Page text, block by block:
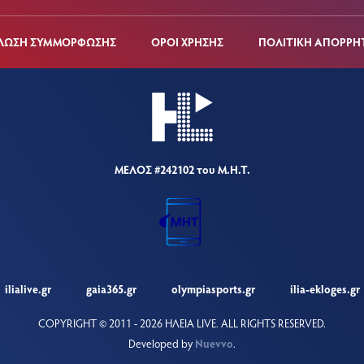
ΣΥΜΜΟΡΦΩΣΗΣ ΟΡΟΙ ΧΡΗΣΗΣ ΠΟΛΙΤΙΚΗ
ΜΕΛΟΣ #242102 του Μ.Η.Τ.
ilialive.gr gaia365.gr olympiasports.gr ilia-ekloges.gr
COPYRIGHT © 2011 - 2026 ΗΛΕΙΑ LIVE. ALL RIGHTS RESERVED.
Developed by Nuevvo.